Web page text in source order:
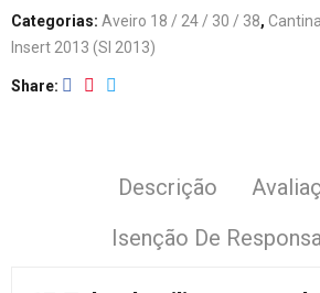
Categorias: Aveiro 18 / 24 / 30 / 38,
Insert 2013 (SI 2013)
Share
Descrição
Isenção De